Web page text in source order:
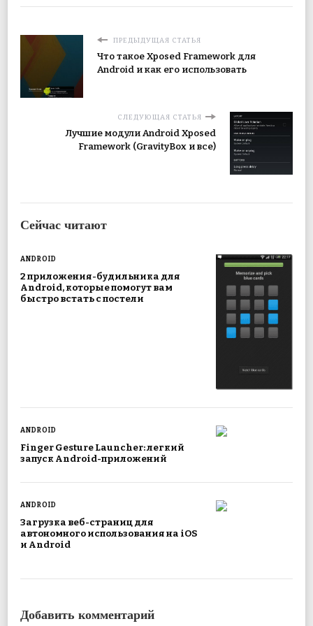
ПРЕДЫДУЩАЯ СТАТЬЯ
Что такое Xposed Framework для
Android и как его использовать
СЛЕДУЮЩАЯ СТАТЬЯ
Лучшие модули Android Xposed
Framework (GravityBox и все)
Сейчас читают
ANDROID
2 приложения-будильника для
Android, которые помогут вам
быстро встать с постели
ANDROID
Finger Gesture Launcher: легкий
запуск Android-приложений
ANDROID
Загрузка веб-страниц для
автономного использования на iOS
и Android
Добавить комментарий